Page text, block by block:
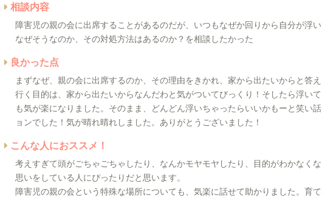
相談内容
障害児の親の会に出席することがあるのだが、いつもなぜか回りから自分が浮
なぜそうなのか、その対処方法はあるのか？を相談したかった
良かった点
まずなぜ、親の会に出席するのか、その理由をきかれ、家から出たいからと答
行く目的は、家から出たいからなんだわと気がついてびっくり！そしたら浮い
も気が楽になりました。そのまま、どんどん浮いちゃったらいいかもーと笑い
ョンでした！気が晴れ晴れしました。ありがとうございました！
こんな人におススメ！
考えすぎて頭がごちゃごちゃしたり、なんかモヤモヤしたり、目的がわかなく
思いをしている人にぴったりだと思います。
障害児の親の会という特殊な場所についても、気楽に話せて助かりました。育